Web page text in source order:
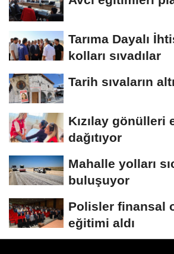
Tarıma Dayalı
kolları sıvadılar
Tarih sıvaların
Kızılay gönülleri
dağıtıyor
Mahalle yolları
buluşuyor
Polisler finansal
eğitimi aldı